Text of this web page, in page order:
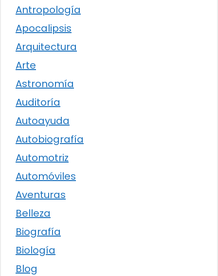
Antropología
Apocalipsis
Arquitectura
Arte
Astronomía
Auditoría
Autoayuda
Autobiografía
Automotriz
Automóviles
Aventuras
Belleza
Biografía
Biología
Blog